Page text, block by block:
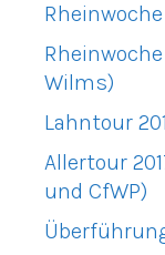
Wilms)
Lahntour
Allertour
und CfWP)